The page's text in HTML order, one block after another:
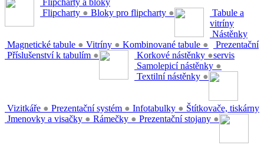
Flipcharty a bloky
Flipcharty ● Bloky pro flipcharty ●
Tabule a
vitríny
Magnetické tabule ● Vitríny ● Kombinované tabule ●
Příslušenství k tabulím ●
Nástěnky
Korkové nástěnky ●
Samolepicí nástěnky ●
Textilní nástěnky ●
Prezentační
servis
Vizitkáře ● Prezentační systém ● Infotabulky ●
Jmenovky a visačky ● Rámečky ● Prezentační stojany ●
Štítkovače, tiskárny